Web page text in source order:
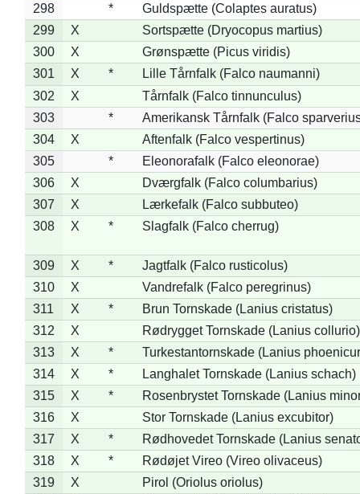
298
*
Guldspætte (Colaptes auratus)
299
X
Sortspætte (Dryocopus martius)
300
X
Grønspætte (Picus viridis)
301
X *
Lille Tårnfalk (Falco naumanni)
302
X
Tårnfalk (Falco tinnunculus)
303
*
Amerikansk Tårnfalk (Falco
304
X
Aftenfalk (Falco vespertinus)
305
*
Eleonorafalk (Falco eleonorae)
306
X
Dværgfalk (Falco columbarius)
307
X
Lærkefalk (Falco subbuteo)
308
X * Slagfalk (Falco cherrug)
309 X *
Jagtfalk (Falco rusticolus)
310
X
Vandrefalk (Falco peregrinus)
311
X *
Brun Tornskade (Lanius cristatus)
312
X
Rødrygget Tornskade (Lanius collurio)
313
X *
Turkestantornskade (Lanius
314
X *
Langhalet Tornskade (Lanius schach)
315
X *
Rosenbrystet Tornskade (Lanius
316
X
Stor Tornskade (Lanius excubitor)
317
X *
Rødhovedet Tornskade (Lanius
318
X *
Rødøjet Vireo (Vireo olivaceus)
319
X
Pirol (Oriolus oriolus)